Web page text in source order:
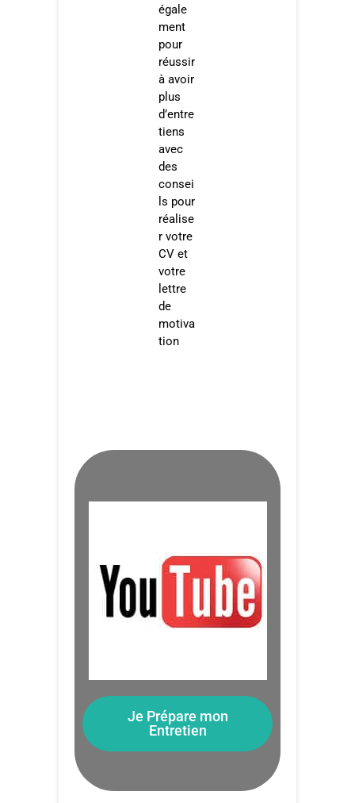
égale
ment
pour
réussir
à avoir
plus
d’entre
tiens
avec
des
consei
ls pour
réalise
r votre
CV et
votre
lettre
de
motiva
tion​
Je Prépare mon
Entretien